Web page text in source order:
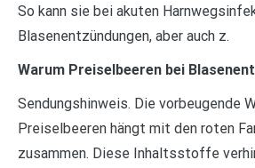
So kann sie bei akuten
Blasenentzündungen, aber auch z.
Warum Preiselbeeren bei
Sendungshinweis. Die vorbeugende
Preiselbeeren hängt mit den roten
zusammen. Diese Inhaltsstoffe